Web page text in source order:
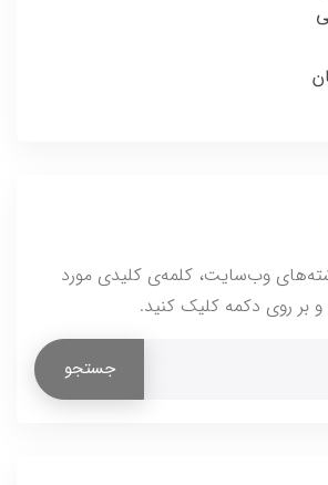
وب‌سایت، کلمه‌ی کلیدی مورد
و بر روی دکمه کلیک کنید.
جستجو